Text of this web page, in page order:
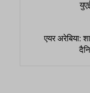
एयर अरेबिया: